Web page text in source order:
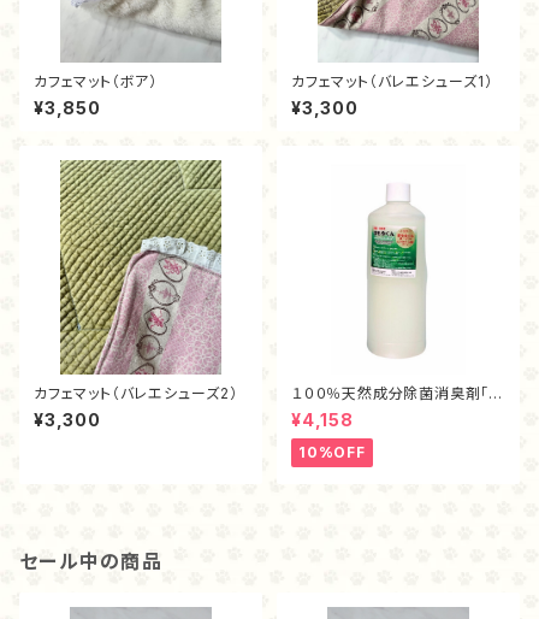
カフェマット（ボア）
¥3,850
カフェマット（バレエシューズ1）
¥3,300
カフェマット（バレエシューズ2）
¥3,300
１００％天然成分除菌消臭剤「ま
もるくん（１L）」
¥4,158
10%OFF
セール中の商品